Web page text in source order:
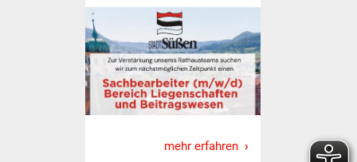
Beirat Süßener Vereine
Sportanlagen
Tourismus
Erlebnisregion
mehr erfahren